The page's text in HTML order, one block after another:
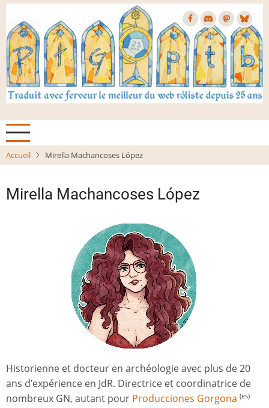
Aller
contenu
principal
Accueil Mirella Machancoses López
Mirella Machancoses López
Historienne et docteur en archéologie avec plus de 20
ans d’expérience en JdR. Directrice et coordinatrice de
nombreux GN, autant pour Producciones Gorgona (es)